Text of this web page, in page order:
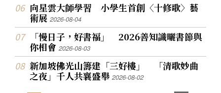
向星雲大師學習 小學生首創〈十修歌〉藝
術展2026-08-04
「慢日子，好書福」 2026善知識曬書節與
你相會2026-08-03
新加坡佛光山籌建「三好樓」 「清歌妙曲
之夜」千人共襄盛舉2026-08-02